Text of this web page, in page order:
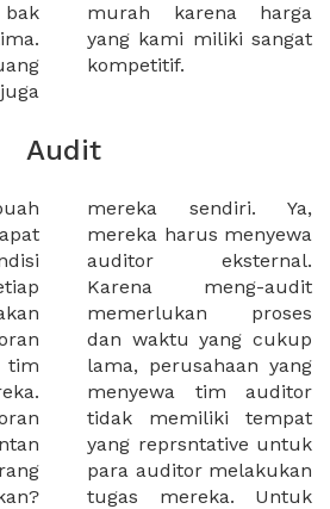
kompetitif.
Audit